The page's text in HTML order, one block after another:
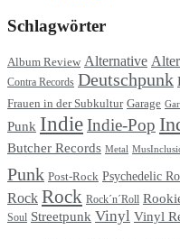
Schlagwörter
Album Review Alternative
Contra Records Deutschpunk
Frauen in der Subkultur Garage
Punk IndieIndie-Pop
Butcher Records Metal
Punk Post-Rock Psychedelic
Rock Rock Rock´n´Roll
Soul Streetpunk Vinyl Vinyl